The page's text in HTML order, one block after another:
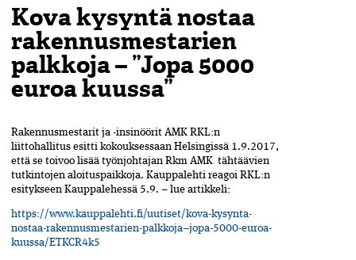
Kova kysyntä nostaa
rakennusmestarien
palkkoja – ”Jopa 5000
euroa kuussa”
Rakennusmestarit ja -insinöörit AMK RKL:n
liittohallitus esitti kokouksessaan Helsingissä 1.9.2017,
että se toivoo lisää työnjohtajan Rkm AMK tähtäävien
tutkintojen aloituspaikkoja. Kauppalehti reagoi RKL:n
esitykseen Kauppalehessä 5.9. – lue artikkeli:
https://www.kauppalehti.fi/uutiset/kova-kysynta-
nostaa-rakennusmestarien-palkkoja–jopa-5000-euroa-
kuussa/ETKCR4k5